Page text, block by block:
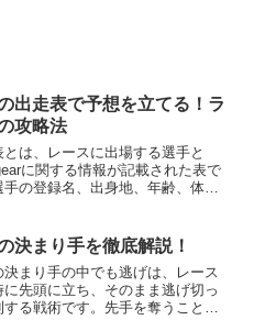
出走表で予想を立てる！ラ
攻略法
とは、レースに出場する選手と
に関する情報が記載された表で
の登録名、出身地、年齢、体重
のライン（チーム）も記載され
ラインのメンバーを確認するこ
きます。出走表は、レースの予想
る際に欠かせない資料であり、選
インの調子を把握するための重要
決まり手を徹底解説！
決まり手の中でも逃げは、レース
に先頭に立ち、そのまま逃げ切っ
する戦術です。先手を奪うこと